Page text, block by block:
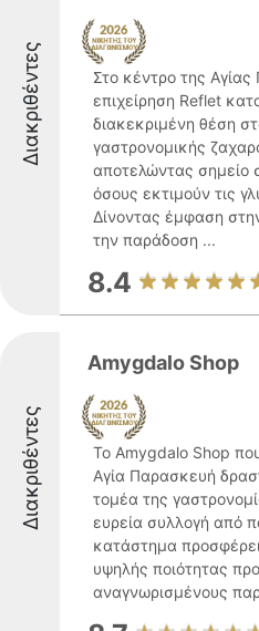
Διακριθέντες
Στο κέντρο της
επιχείρηση Reflet
διακεκριμένη θέση
γαστρονομικής
αποτελώντας σημείο
όσους εκτιμούν τις
Δίνοντας έμφαση
την παράδοση ...
8.4
Διακριθέντες
Amygdalo Shop
Το Amygdalo Shop
Αγία Παρασκευή
τομέα της
ευρεία συλλογή από
κατάστημα
υψηλής ποιότητας
αναγνωρισμένους